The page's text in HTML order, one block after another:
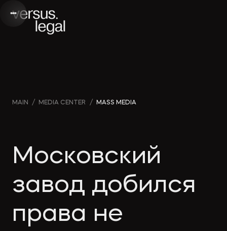
Интеллектуальная
Архитектура
и проектирование
Банкротство
Webinars
Company
news
Media
publications
MAIN / MEDIA CENTER / MASS MEDIA
Московский
завод добился
права не